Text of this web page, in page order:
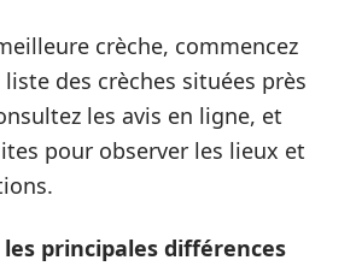
crèche, commencez
des crèches situées près
les avis en ligne, et
pour observer les lieux et
principales différences